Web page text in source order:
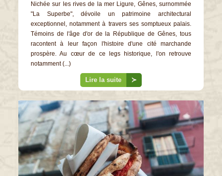
Nichée sur les rives de la mer Ligure, Gênes, surnommée
"La Superbe", dévoile un patrimoine architectural
exceptionnel, notamment à travers ses somptueux palais.
Témoins de l'âge d'or de la République de Gênes, tous
racontent à leur façon l'histoire d'une cité marchande
prospère. Au cœur de ce legs historique, l'on retrouve
notamment (...)
Lire la suite ≻